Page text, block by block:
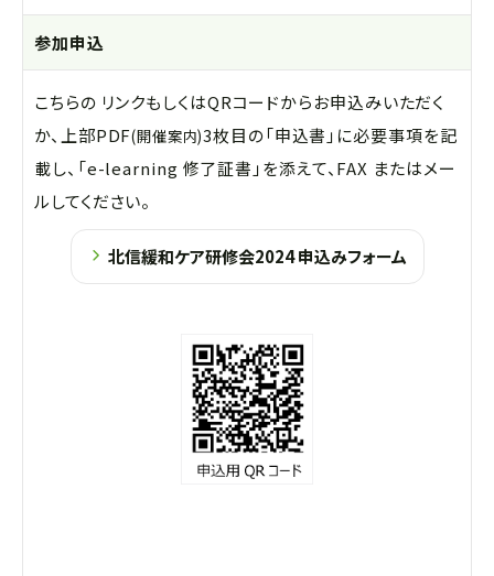
参加申込
こちらの リンクもしくはQRコードからお申込みいただく
か、上部PDF(開催案内)3枚目の「申込書」に必要事項を記
載し、「e-learning 修了証書」を添えて、FAX またはメー
ルしてください。
北信緩和ケア研修会2024 申込みフォーム